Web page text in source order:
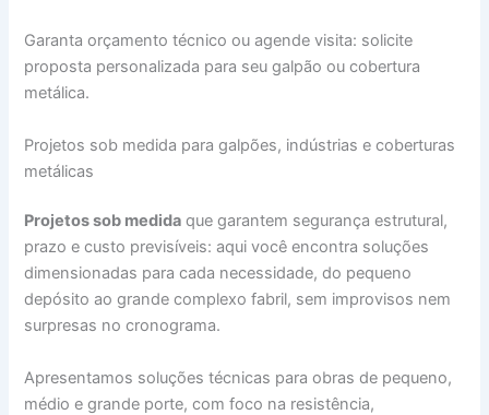
Garanta orçamento técnico ou agende visita: solicite
proposta personalizada para seu galpão ou cobertura
metálica.
Projetos sob medida para galpões, indústrias e coberturas
metálicas
Projetos sob medida que garantem segurança estrutural,
prazo e custo previsíveis: aqui você encontra soluções
dimensionadas para cada necessidade, do pequeno
depósito ao grande complexo fabril, sem improvisos nem
surpresas no cronograma.
Apresentamos soluções técnicas para obras de pequeno,
médio e grande porte, com foco na resistência,